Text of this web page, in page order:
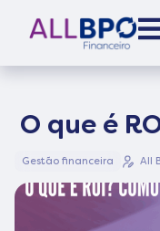
O que é
Gestão financeira All